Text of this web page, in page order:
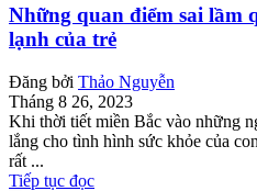
Những quan điểm sai lầm
lạnh của trẻ
Đăng bởi Thảo Nguyễn
Tháng 8 26, 2023
Khi thời tiết miền Bắc vào những
lắng cho tình hình sức khỏe của
rất ...
Tiếp tục đọc